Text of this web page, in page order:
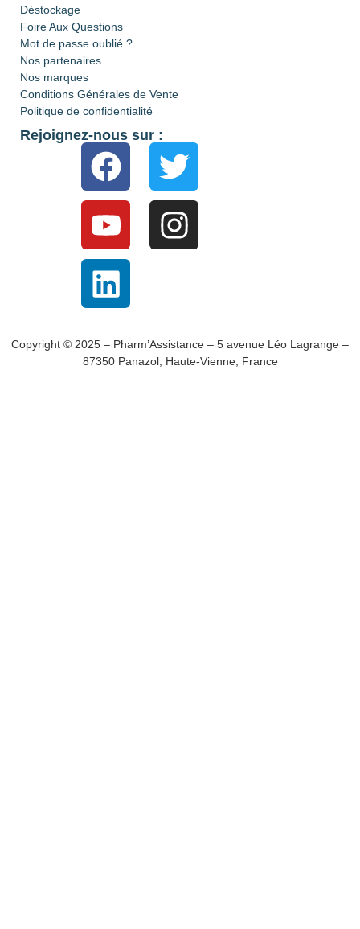
Déstockage
Foire Aux Questions
Mot de passe oublié ?
Nos partenaires
Nos marques
Conditions Générales de Vente
Politique de confidentialité
Rejoignez-nous sur :
Copyright © 2025 – Pharm’Assistance – 5 avenue Léo Lagrange –
87350 Panazol, Haute-Vienne, France